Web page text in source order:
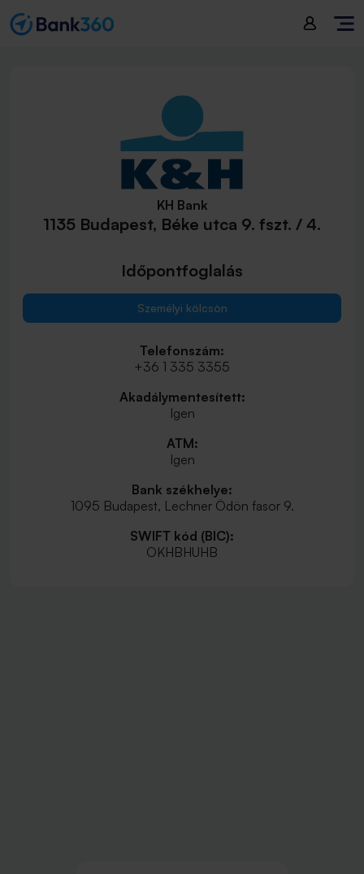
KH Bank
1135 Budapest, Béke utca 9. fszt. / 4.
Időpontfoglalás
Személyi kölcsön
Telefonszám:
+36 1 335 3355
Akadálymentesített:
Igen
ATM:
Igen
Bank székhelye:
1095 Budapest, Lechner Ödön fasor 9.
SWIFT kód (BIC):
OKHBHUHB